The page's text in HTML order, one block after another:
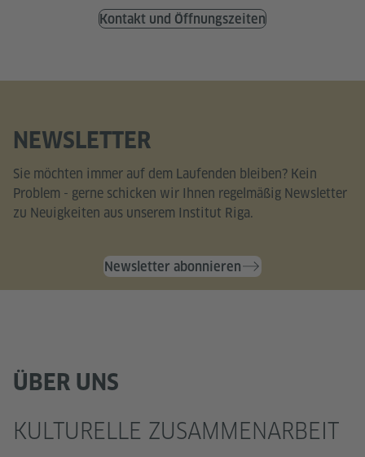
Kontakt und Öffnungszeiten
NEWSLETTER
Sie möchten immer auf dem Laufenden bleiben? Kein
Problem - gerne schicken wir Ihnen regelmäßig Newsletter
zu Neuigkeiten aus unserem Institut Riga.
Newsletter abonnieren
ÜBER UNS
KULTURELLE ZUSAMMENARBEIT